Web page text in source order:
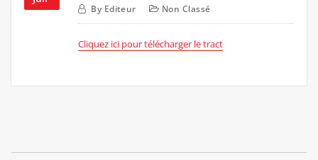
By Editeur Non Classé
Cliquez ici pour télécharger le tract